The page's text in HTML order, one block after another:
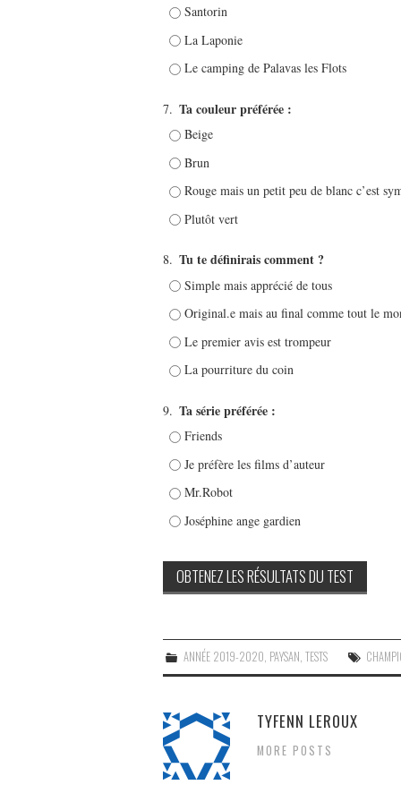
Santorin
La Laponie
Le camping de Palavas les Flots
7. Ta couleur préférée :
Beige
Brun
Rouge mais un petit peu de blanc c’est
Plutôt vert
8. Tu te définirais comment ?
Simple mais apprécié de tous
Original.e mais au final comme tout le
Le premier avis est trompeur
La pourriture du coin
9. Ta série préférée :
Friends
Je préfère les films d’auteur
Mr.Robot
Joséphine ange gardien
ANNÉE 2019-2020 PAYSAN ,TESTS
TYFENN LEROUX
MORE POSTS